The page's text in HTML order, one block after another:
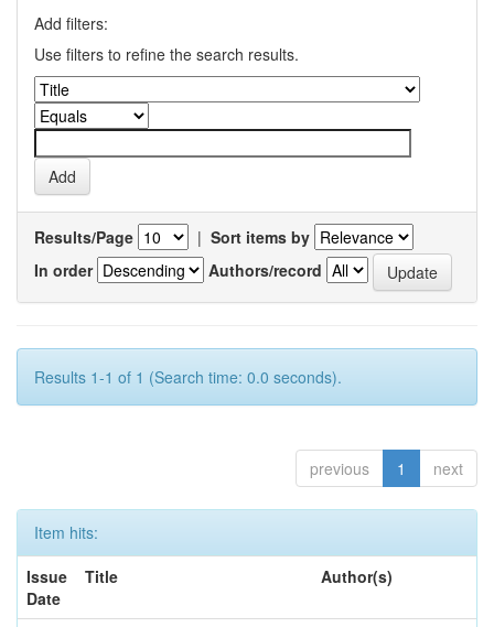
Add filters:
Use filters to refine the search results.
Results/Page | Sort items by
In order
Authors/record
Results 1-1 of 1 (Search time: 0.0 seconds).
previous 1 next
Item hits:
Issue
Date
Title Author(s)